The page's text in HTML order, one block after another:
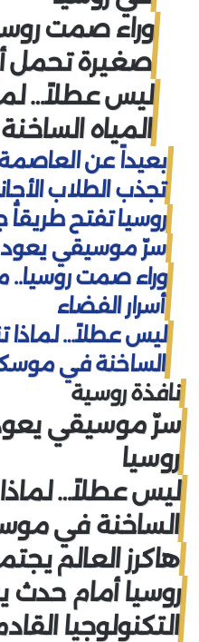
وراء صمت
صغيرة تحمل
ليس عطلاً…
المياه
بعيداً عن
تجذب الطلاب
روسيا تفتح طريقاً
سرّ موسيقي يعود
وراء صمت
أسرار الفضاء
ليس عطلاً… لماذا
الساخنة في
نافذة روسية
سرّ موسيقي
روسيا
ليس عطلاً…
الساخنة في
هاكرز العالم
روسيا أمام حدث
التكنولوجيا